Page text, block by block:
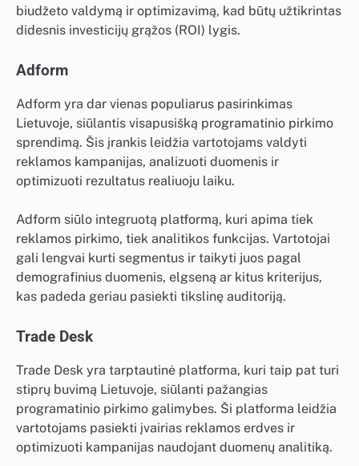
biudžeto valdymą ir optimizavimą, kad būtų užtikrintas
didesnis investicijų grąžos (ROI) lygis.
Adform
Adform yra dar vienas populiarus pasirinkimas
Lietuvoje, siūlantis visapusišką programatinio pirkimo
sprendimą. Šis įrankis leidžia vartotojams valdyti
reklamos kampanijas, analizuoti duomenis ir
optimizuoti rezultatus realiuoju laiku.
Adform siūlo integruotą platformą, kuri apima tiek
reklamos pirkimo, tiek analitikos funkcijas. Vartotojai
gali lengvai kurti segmentus ir taikyti juos pagal
demografinius duomenis, elgseną ar kitus kriterijus,
kas padeda geriau pasiekti tikslinę auditoriją.
Trade Desk
Trade Desk yra tarptautinė platforma, kuri taip pat turi
stiprų buvimą Lietuvoje, siūlanti pažangias
programatinio pirkimo galimybes. Ši platforma leidžia
vartotojams pasiekti įvairias reklamos erdves ir
optimizuoti kampanijas naudojant duomenų analitiką.